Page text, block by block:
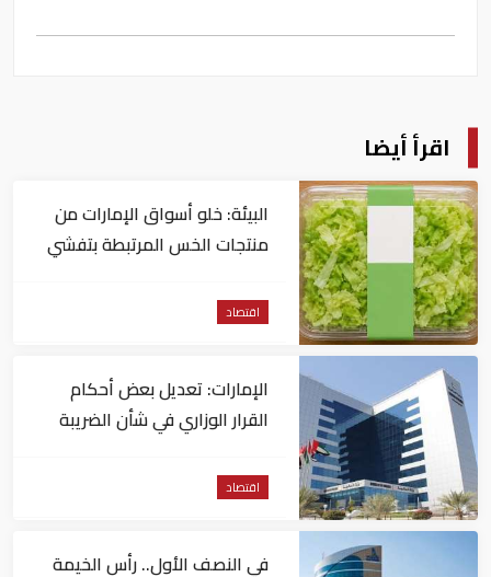
اقرأ أيضا
البيئة: خلو أسواق الإمارات من
منتجات الخس المرتبطة بتفشي
اقتصاد
الإمارات: تعديل بعض أحكام
القرار الوزاري في شأن الضريبة
اقتصاد
في النصف الأول.. رأس الخيمة